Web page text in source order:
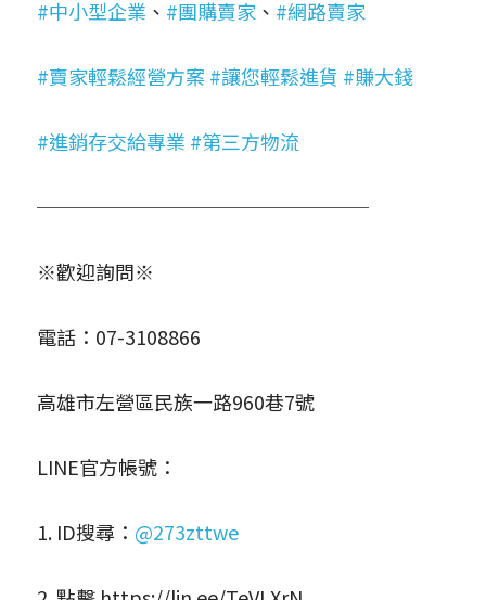
#中小型企業 、 #團購賣家 、 #網路賣家
#賣家輕鬆經營方案 #讓您輕鬆進貨 #賺大錢
#進銷存交給專業 #第三方物流
─────────────────
※歡迎詢問※
電話：07-3108866
高雄市左營區民族一路960巷7號
LINE官方帳號：
1. ID搜尋： @273zttwe